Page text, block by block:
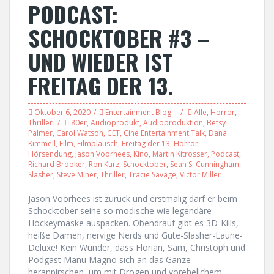
PODCAST:
SCHOCKTOBER #3 –
UND WIEDER IST
FREITAG DER 13.
Oktober 6, 2020 Entertainment Blog Alle, Horror,
Thriller
80er, Audioprodukt, Audioproduktion, Betsy
Palmer, Carol Watson, CET, Cine Entertainment Talk, Dana
Kimmell, Film, Filmplausch, Freitag der 13, Horror,
Hörsendung, Jason Voorhees, Kino, Martin Kitrosser, Podcast,
Richard Brooker, Ron Kurz, Schocktober, Sean S. Cunningham,
Slasher, Steve Miner, Thriller, Tracie Savage, Victor Miller
Jason Voorhees ist zurück und erstmalig darf er beim
Schocktober seine so modische wie legendäre
Hockeymaske auspacken. Obendrauf gibt es 3D-Kills,
heiße Damen, nervige Nerds und Gute-Slasher-Laune-
Deluxe! Kein Wunder, dass Florian, Sam, Christoph und
Podgast Manu Magno sich an das Ganze